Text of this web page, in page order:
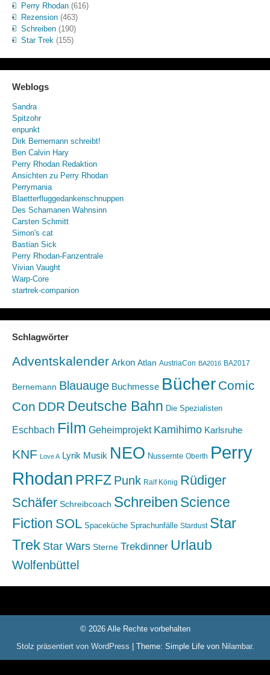
Perry Rhodan(616)
Rezension(463)
Schreiben(190)
Star Trek(155)
Weblogs
Sandra
Spitzohr
enpunkt
Dirk Bernemann schreibt!
Ben Calvin Hary
Perry Rhodan Redaktion
Ansichten zu Perry Rhodan
Perrymania
Blaetterfluggedankenschnuppen
Des Schamanen Wahnsinn
Carsten Schmitt
Simon's cat
Bastian Sick
Perry Rhodan-Fanzentrale
Vivian Vaught
Warp-Core
startrek-companion
Schlagwörter
Adventskalender Arkon Atlan AustriaCon BA2016 BA2017
Bernemann Blauauge Buchmesse Bücher Comic
Con DDR Deutsche Bahn Die Spezialisten
Eschbach Film Geheimprojekt Kamihimo Karlsruhe
KNF Love A Lyrik Musik NEO Nussernte Oberth Perry
Rhodan PRFZ Punk Ralf König Rüdiger
Schäfer Schreibcoach Schreiben Science
Fiction SOL Spaceküche Sprachunfälle Stardust Star
Trek Star Wars Sterne Trekdinner Urlaub
Wolfenbüttel
© 2026 Alle Rechte vorbehalten
Stolz präsentiert von WordPress
Theme: Simple Life von Nilambar.